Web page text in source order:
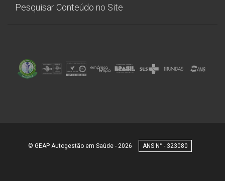
Pesquisar Conteúdo no Site
© GEAP Autogestão em Saúde - 2026 323080